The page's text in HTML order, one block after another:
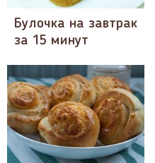
Булочка на завтрак
за 15 минут